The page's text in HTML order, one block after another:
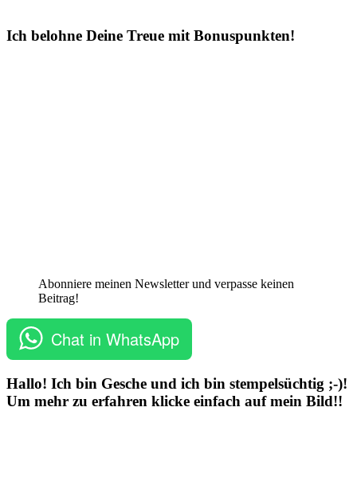
Ich belohne Deine Treue mit Bonuspunkten!
Abonniere meinen Newsletter und verpasse keinen
Beitrag!
Chat in WhatsApp
Hallo! Ich bin Gesche und ich bin stempelsüchtig ;-)!
Um mehr zu erfahren klicke einfach auf mein Bild!!